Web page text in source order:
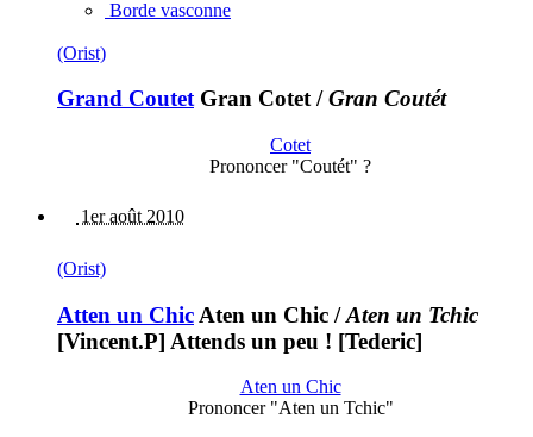
Borde vasconne
(Orist)
Grand CoutetGran Cotet/Gran Coutét
Cotet
Prononcer "Coutét" ?
1er août 2010
(Orist)
Atten un Chic Aten un Chic /Aten un Tchic
[Vincent.P] Attends un peu ! [Tederic]
Aten un Chic
Prononcer "Aten un Tchic"